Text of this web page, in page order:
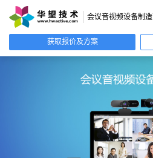
会议音视频设备制
获取报价及方案